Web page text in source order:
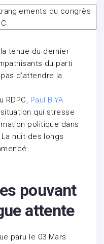
tenue du dernier
du parti
d’attendre la
RDPC, Paul BIYA
qui stresse
politique dans
nuit des longs
pouvant
attente
paru le 03 Mars